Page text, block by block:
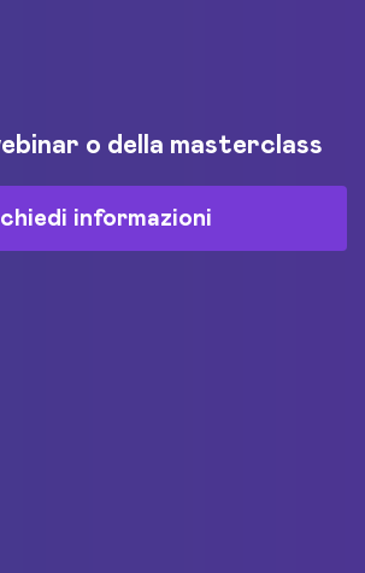
o della masterclass
informazioni